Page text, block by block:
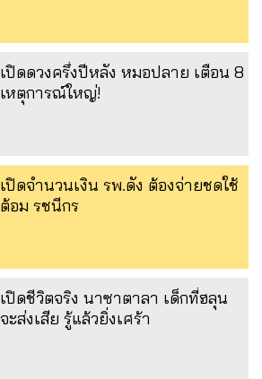
เปิดดวงครึ่งปีหลัง หมอปลาย เตือน 8
เหตุการณ์ใหญ่!
เปิดจำนวนเงิน รพ.ดัง ต้องจ่ายชดใช้
ต้อม รชนีกร
เปิดชีวิตจริง นาซาตาลา เด็กที่ฮลุน
จะส่งเสีย รู้แล้วยิ่งเศร้า